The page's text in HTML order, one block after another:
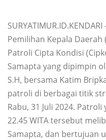
Pemilihan Kepala Daerah
Patroli Cipta Kondisi
Samapta yang dipimpin
S.H, bersama Katim
patroli di berbagai titik
Rabu, 31 Juli 2024.
22.45 WITA tersebut
Samapta, dan bertujuan